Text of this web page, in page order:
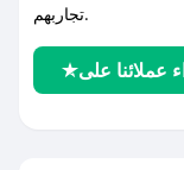
تجاربهم.